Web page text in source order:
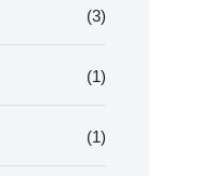
(3)
(1)
(1)